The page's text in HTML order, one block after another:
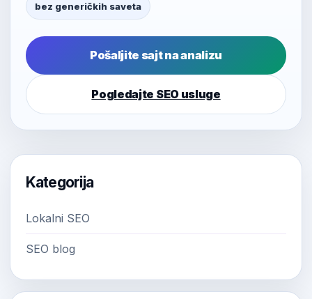
bez generičkih saveta
Pošaljite sajt na analizu
Pogledajte SEO usluge
Kategorija
Lokalni SEO
SEO blog